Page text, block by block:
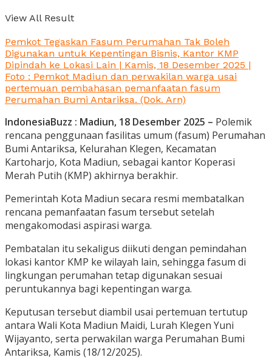
View All Result
Pemkot Tegaskan Fasum Perumahan Tak Boleh
Digunakan untuk Kepentingan Bisnis, Kantor KMP
Dipindah ke Lokasi Lain | Kamis, 18 Desember 2025 |
Foto : Pemkot Madiun dan perwakilan warga usai
pertemuan pembahasan pemanfaatan fasum
Perumahan Bumi Antariksa. (Dok. Arn)
IndonesiaBuzz : Madiun, 18 Desember 2025 – Polemik
rencana penggunaan fasilitas umum (fasum) Perumahan
Bumi Antariksa, Kelurahan Klegen, Kecamatan
Kartoharjo, Kota Madiun, sebagai kantor Koperasi
Merah Putih (KMP) akhirnya berakhir.
Pemerintah Kota Madiun secara resmi membatalkan
rencana pemanfaatan fasum tersebut setelah
mengakomodasi aspirasi warga.
Pembatalan itu sekaligus diikuti dengan pemindahan
lokasi kantor KMP ke wilayah lain, sehingga fasum di
lingkungan perumahan tetap digunakan sesuai
peruntukannya bagi kepentingan warga.
Keputusan tersebut diambil usai pertemuan tertutup
antara Wali Kota Madiun Maidi, Lurah Klegen Yuni
Wijayanto, serta perwakilan warga Perumahan Bumi
Antariksa, Kamis (18/12/2025).